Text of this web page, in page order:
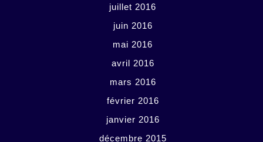
juillet 2016
juin 2016
mai 2016
avril 2016
mars 2016
février 2016
janvier 2016
décembre 2015